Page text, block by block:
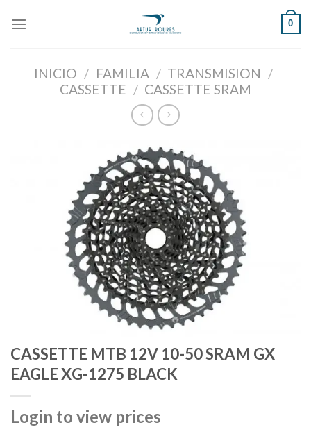
0
INICIO / FAMILIA / TRANSMISION /
CASSETTE / CASSETTE SRAM
CASSETTE MTB 12V 10-50 SRAM GX
EAGLE XG-1275 BLACK
Login to view prices